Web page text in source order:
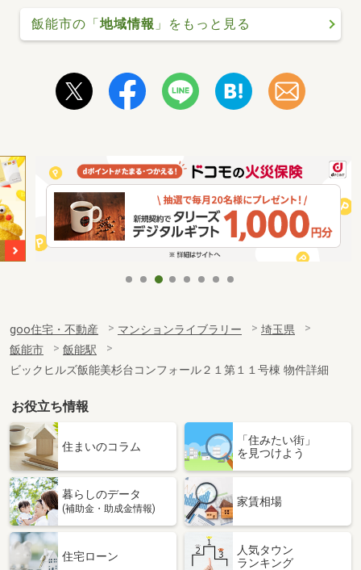
飯能市の「地域情報 」をもっと見る
goo住宅・不動産 マンションライブラリー
埼玉県
飯能市
飯能駅
ビックヒルズ飯能美杉台コンフォール２１第１１号棟 物件詳細
お役立ち情報
住まいのコラム
「住みたい街」
を見つけよう
暮らしのデータ
(補助金・助成金情報)
家賃相場
住宅ローン
人気タウン
ランキング